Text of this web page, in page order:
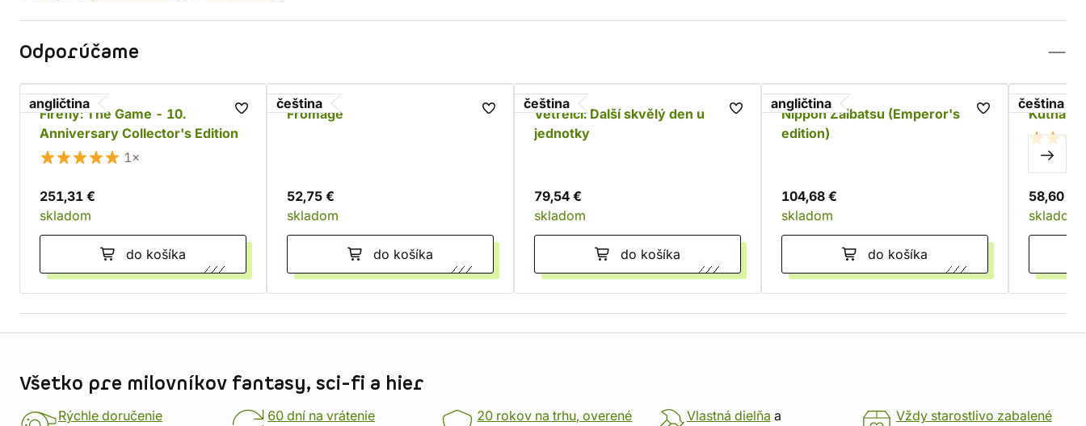
Odporúčame
angličtina
Firefly: The Game - 10.
Anniversary Collector's Edition
1×
251,31 €
skladom
do košíka
čeština
Fromage
52,75 €
skladom
do košíka
čeština
Vetřelci: Další skvělý den u
jednotky
79,54 €
skladom
do košíka
angličtina
Nippon Zaibatsu (Emperor's
edition)
104,68 €
skladom
do košíka
čeština
Kutná
58,60 €
skladom
Všetko pre milovníkov fantasy, sci-fi a hier
Rýchle doručenie
60 dní na vrátenie
20 rokov na trhu, overené
Vlastná dielňa a
Vždy starostlivo zabalené